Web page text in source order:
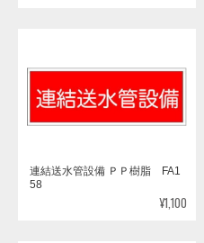
連結送水管設備 ＰＰ樹脂 FA1
58
¥1,100